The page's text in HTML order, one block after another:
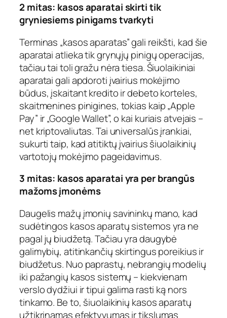
2 mitas: kasos aparatai skirti tik
gryniesiems pinigams tvarkyti
Terminas „kasos aparatas” gali reikšti, kad šie
aparatai atlieka tik grynųjų pinigų operacijas,
tačiau tai toli gražu nėra tiesa. Šiuolaikiniai
aparatai gali apdoroti įvairius mokėjimo
būdus, įskaitant kredito ir debeto korteles,
skaitmenines pinigines, tokias kaip „Apple
Pay” ir „Google Wallet”, o kai kuriais atvejais –
net kriptovaliutas. Tai universalūs įrankiai,
sukurti taip, kad atitiktų įvairius šiuolaikinių
vartotojų mokėjimo pageidavimus.
3 mitas: kasos aparatai yra per brangūs
mažoms įmonėms
Daugelis mažų įmonių savininkų mano, kad
sudėtingos kasos aparatų sistemos yra ne
pagal jų biudžetą. Tačiau yra daugybė
galimybių, atitinkančių skirtingus poreikius ir
biudžetus. Nuo paprastų, nebrangių modelių
iki pažangių kasos sistemų – kiekvienam
verslo dydžiui ir tipui galima rasti ką nors
tinkamo. Be to, šiuolaikinių kasos aparatų
užtikrinamas efektyvumas ir tikslumas